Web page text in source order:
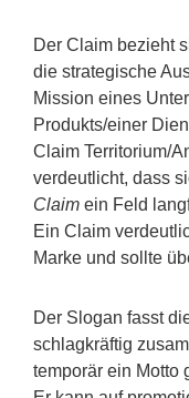
Der Claim bezieht
die strategische
Mission eines
Produkts/einer
Claim Territorium/
verdeutlicht, dass
Claim ein Feld
Ein Claim
Marke und sollte
Der Slogan fasst
schlagkräftig
temporär ein Motto